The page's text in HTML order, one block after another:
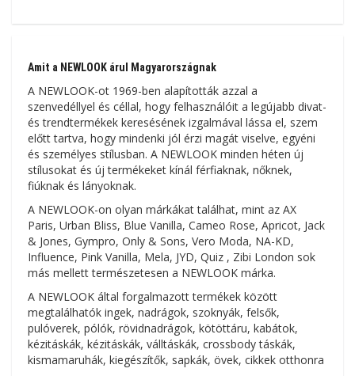
Amit a NEWLOOK árul Magyarországnak
A NEWLOOK-ot 1969-ben alapították azzal a
szenvedéllyel és céllal, hogy felhasználóit a legújabb divat-
és trendtermékek keresésének izgalmával lássa el, szem
előtt tartva, hogy mindenki jól érzi magát viselve, egyéni
és személyes stílusban. A NEWLOOK minden héten új
stílusokat és új termékeket kínál férfiaknak, nőknek,
fiúknak és lányoknak.
A NEWLOOK-on olyan márkákat találhat, mint az AX
Paris, Urban Bliss, Blue Vanilla, Cameo Rose, Apricot, Jack
& Jones, Gympro, Only & Sons, Vero Moda, NA-KD,
Influence, Pink Vanilla, Mela, JYD, Quiz , Zibi London sok
más mellett természetesen a NEWLOOK márka.
A NEWLOOK által forgalmazott termékek között
megtalálhatók ingek, nadrágok, szoknyák, felsők,
pulóverek, pólók, rövidnadrágok, kötöttáru, kabátok,
kézitáskák, kézitáskák, válltáskák, crossbody táskák,
kismamaruhák, kiegészítők, sapkák, övek, cikkek otthonra